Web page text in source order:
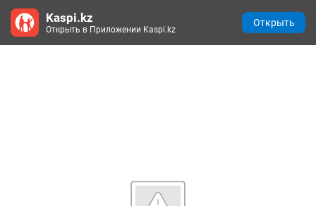
Kaspi.kz
Открыть в Приложении Kaspi.kz
Открыть